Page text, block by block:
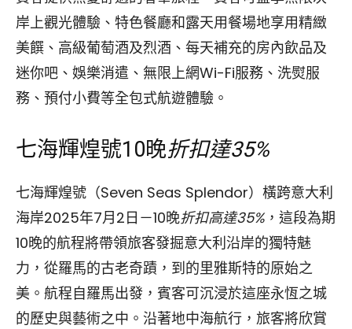
岸上觀光體驗、特色餐廳和露天用餐場地享用精緻
美饌、高級葡萄酒及烈酒、每天補充的房內飲品及
迷你吧、娛樂消遣、無限上網Wi-Fi服務、洗熨服
務、預付小費等全包式航遊體驗。
七海輝煌號10晚折扣達35%
七海輝煌號（Seven Seas Splendor）橫跨意大利
海岸2025年7月2日－10晚折扣高達35% ，這段為期
10晚的航程將帶領旅客發掘意大利沿岸的獨特魅
力，從羅馬的古老奇蹟，到的里雅斯特的原始之
美。航程自羅馬出發，賓客可沉浸於這座永恆之城
的歷史與藝術之中。沿著地中海航行，旅客將欣賞